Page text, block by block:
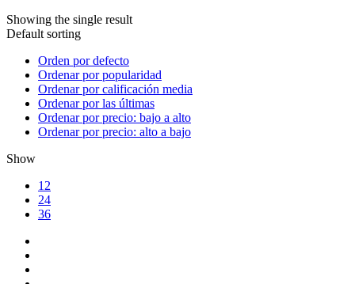
Showing the single result
Default sorting
Orden por defecto
Ordenar por popularidad
Ordenar por calificación media
Ordenar por las últimas
Ordenar por precio: bajo a alto
Ordenar por precio: alto a bajo
Show
12
24
36